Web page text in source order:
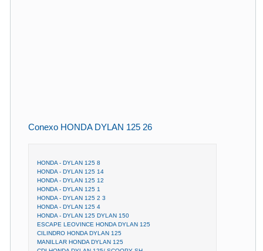
Conexo HONDA DYLAN 125 26
HONDA - DYLAN 125 8
HONDA - DYLAN 125 14
HONDA - DYLAN 125 12
HONDA - DYLAN 125 1
HONDA - DYLAN 125 2 3
HONDA - DYLAN 125 4
HONDA - DYLAN 125 DYLAN 150
ESCAPE LEOVINCE HONDA DYLAN 125
CILINDRO HONDA DYLAN 125
MANILLAR HONDA DYLAN 125